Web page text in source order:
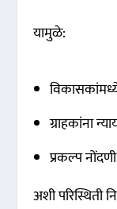
यामुळे:
ग्राहकांना
प्रकल्प
अशी परिस्थिती